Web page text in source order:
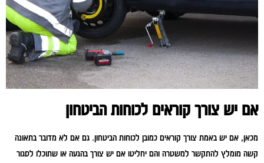
אם יש צורך קוראים לכוחות הביטחון
מכאן, אם יש באמת צורך קוראים כמובן לכוחות הביטחון. גם אם לא מדובר בתאונה
קשה מומלץ להתקשר למשטרה והם יחליטו אם יש צורך בהגעה או שתוכלו לסגור